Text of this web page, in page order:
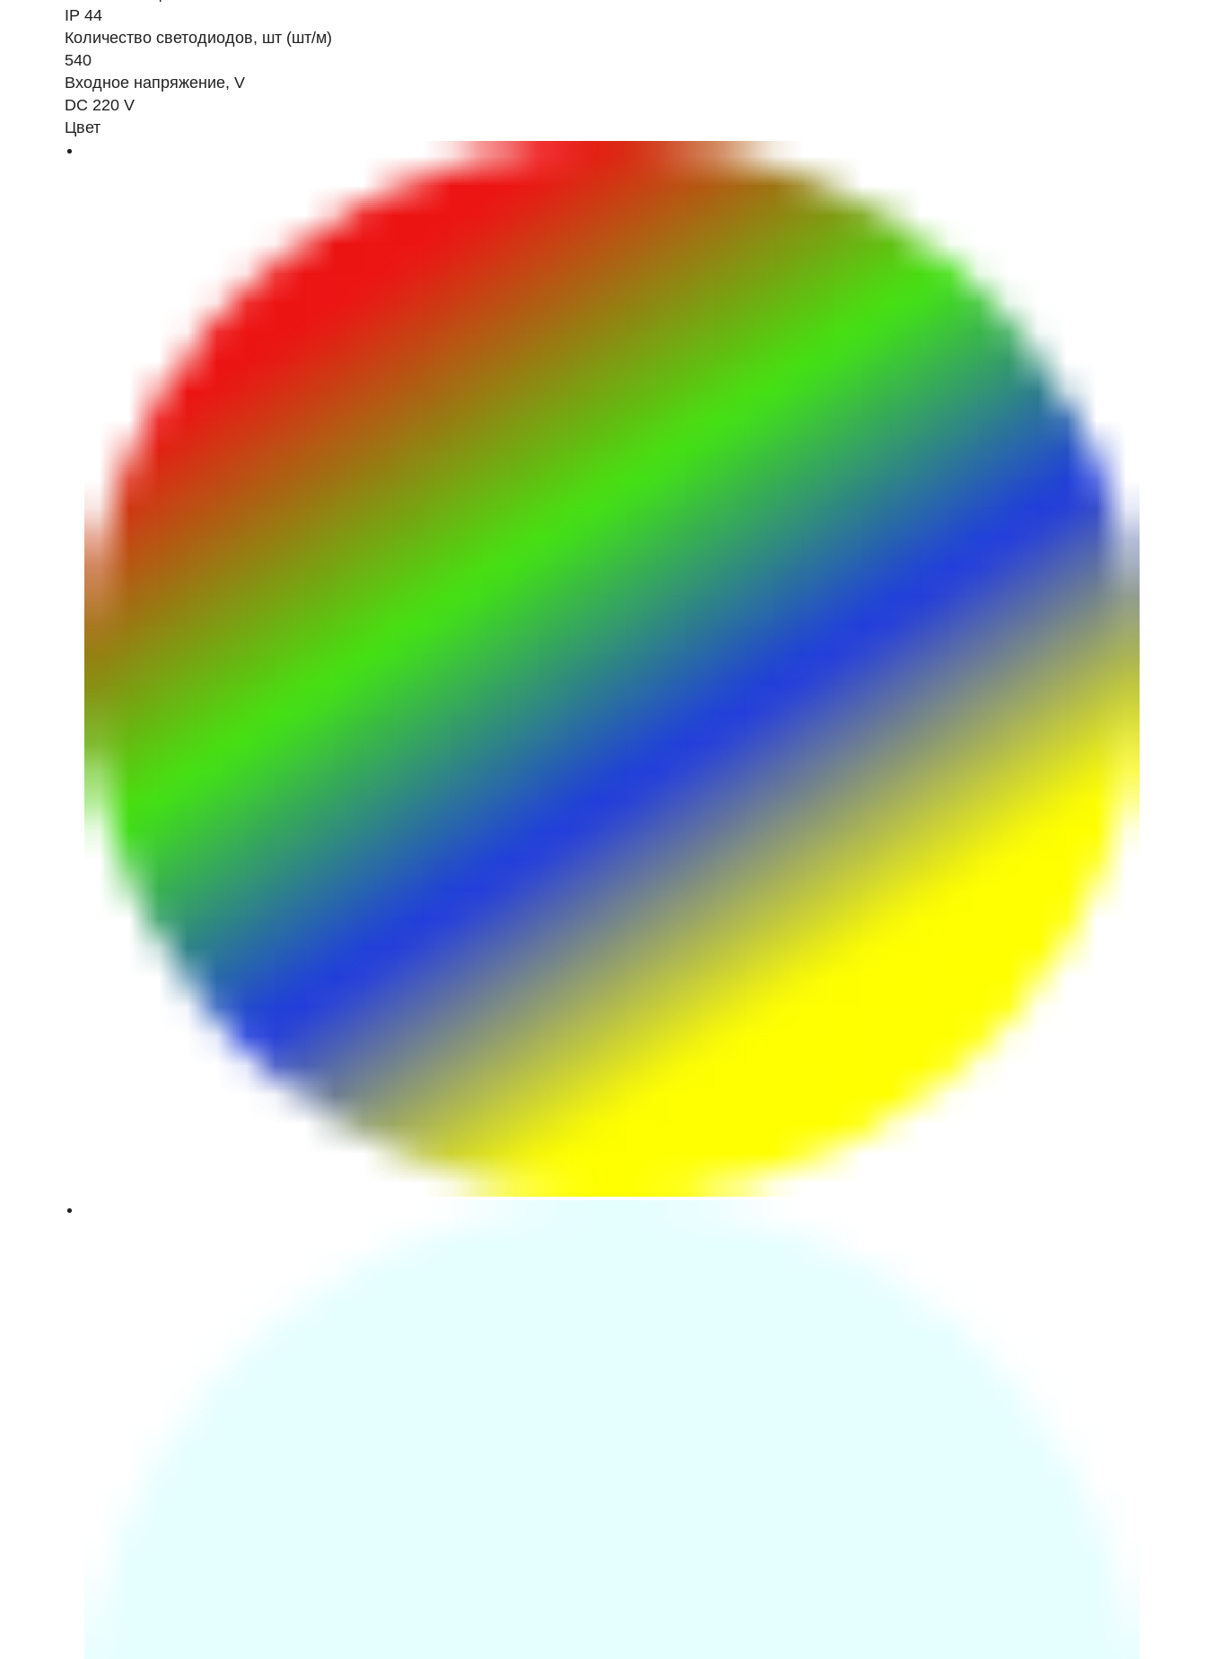
IP 44
Количество светодиодов, шт (шт/м)
540
Входное напряжение, V
DC 220 V
Цвет